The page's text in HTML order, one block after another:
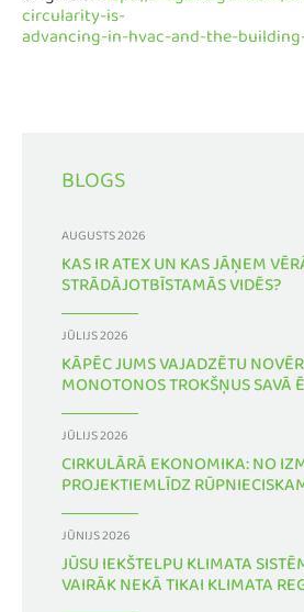
BLOGS
AUGUSTS 2026
KAS IR ATEX UN KAS JĀŅEM
STRĀDĀJOTBĪSTAMĀS VIDĒS?
JŪLIJS 2026
KĀPĒC JUMS VAJADZĒTU
MONOTONOS TROKŠŅUS SAVĀ
JŪLIJS 2026
CIRKULĀRĀ EKONOMIKA: NO
PROJEKTIEMLĪDZ
JŪNIJS 2026
JŪSU IEKŠTELPU KLIMATA
VAIRĀK NEKĀ TIKAI KLIMATA
circularity-is-
advancing-in-hvac-and-the-